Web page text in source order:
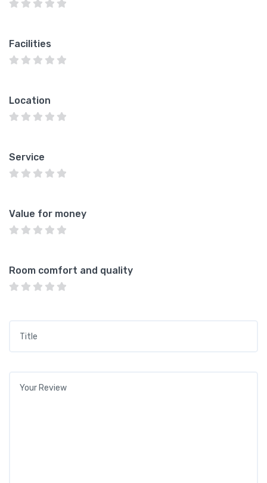
Facilities
Location
Service
Value for money
Room comfort and quality